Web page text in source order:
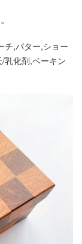
チ,バター,ショー
乳化剤,ベーキン